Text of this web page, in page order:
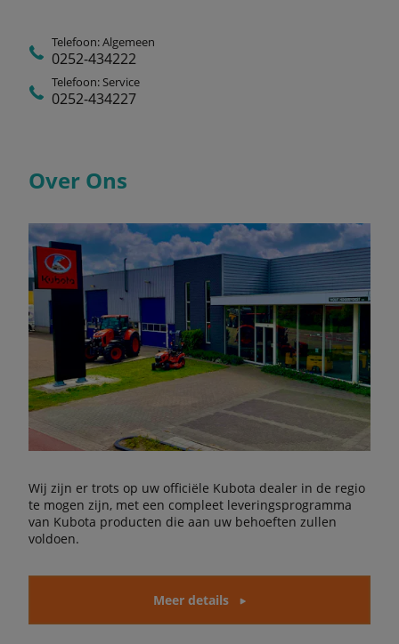
Telefoon: Algemeen
0252-434222
Telefoon: Service
0252-434227
Over Ons
Wij zijn er trots op uw officiële Kubota dealer in de regio
te mogen zijn, met een compleet leveringsprogramma
van Kubota producten die aan uw behoeften zullen
voldoen.
Meer details